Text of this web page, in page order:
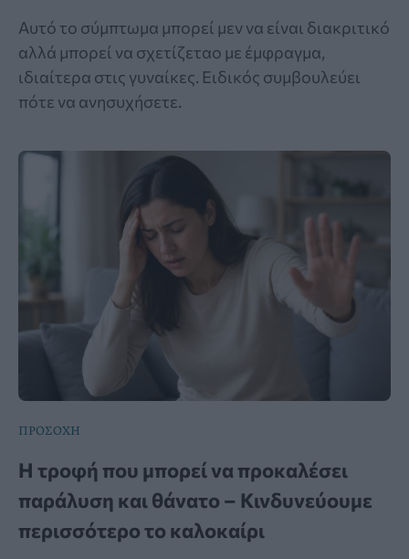
Αυτό το σύμπτωμα μπορεί μεν να είναι διακριτικό
αλλά μπορεί να σχετίζεταο με έμφραγμα,
ιδιαίτερα στις γυναίκες. Ειδικός συμβουλεύει
πότε να ανησυχήσετε.
ΠΡΟΣΟΧΗ
Η τροφή που μπορεί να προκαλέσει
παράλυση και θάνατο – Κινδυνεύουμε
περισσότερο το καλοκαίρι